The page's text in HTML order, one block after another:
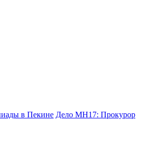
в Пекине Дело МН17: Прокурор